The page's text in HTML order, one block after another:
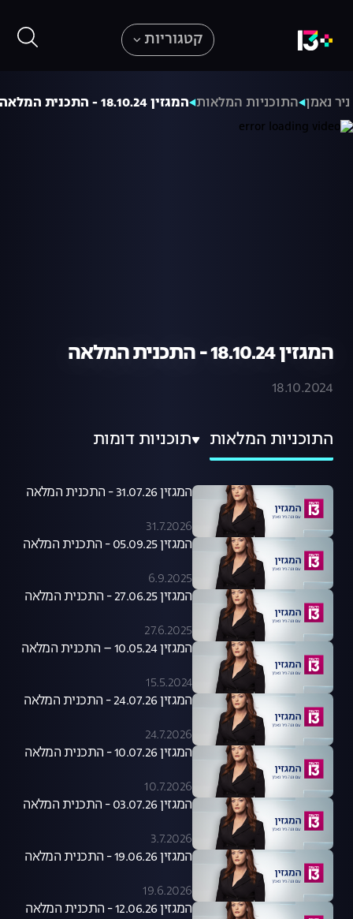
קטגוריות
נאמן התוכניות המלאות המגזין 18.10.24 - התכנית המלאה
המגזין 18.10.24 - התכנית המלאה
18.10.2024
התוכניות המלאות תוכניות דומות
המגזין 31.07.26 - התכנית המלאה
31.7.2026
המגזין 05.09.25 - התכנית המלאה
6.9.2025
המגזין 27.06.25 - התכנית המלאה
27.6.2025
המגזין 10.05.24 – התכנית המלאה
15.5.2024
המגזין 24.07.26 - התכנית המלאה
24.7.2026
המגזין 10.07.26 - התכנית המלאה
10.7.2026
המגזין 03.07.26 - התכנית המלאה
3.7.2026
המגזין 19.06.26 - התכנית המלאה
19.6.2026
המגזין 12.06.26 - התכנית המלאה